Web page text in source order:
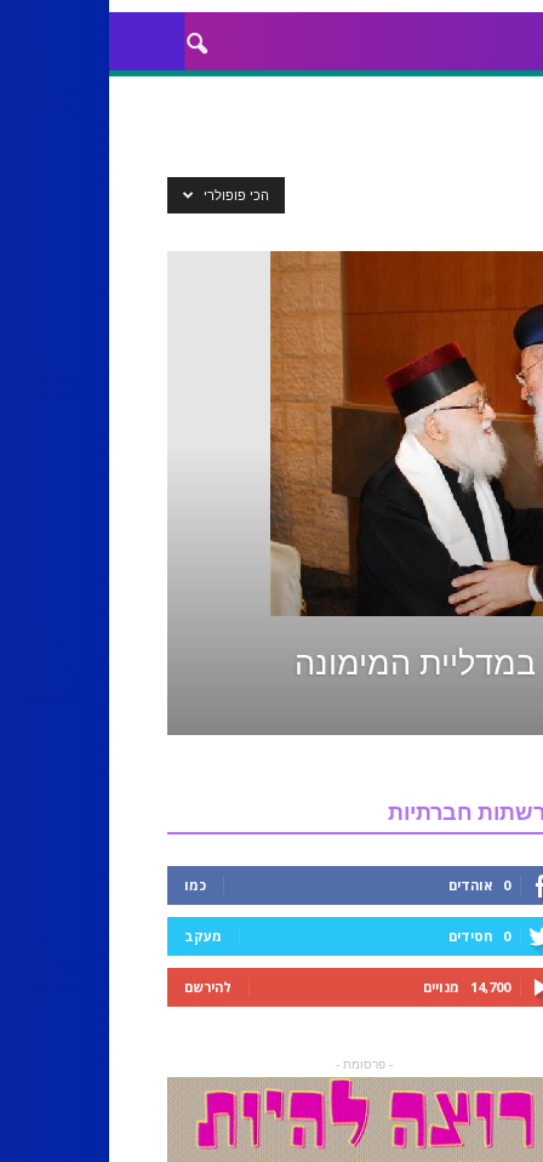
הכי פופולרי
במדליית המימונה
רשתות חברתיות
0 אוהדים כמו
0 חסידים מעקב
14,700 מנויים להירשם
- פרסומת -